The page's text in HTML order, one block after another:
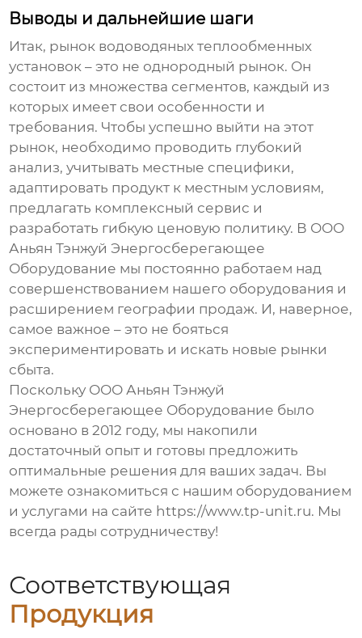
Выводы и дальнейшие шаги
Итак, рынок водоводяных теплообменных
установок – это не однородный рынок. Он
состоит из множества сегментов, каждый из
которых имеет свои особенности и
требования. Чтобы успешно выйти на этот
рынок, необходимо проводить глубокий
анализ, учитывать местные специфики,
адаптировать продукт к местным условиям,
предлагать комплексный сервис и
разработать гибкую ценовую политику. В ООО
Аньян Тэнжуй Энергосберегающее
Оборудование мы постоянно работаем над
совершенствованием нашего оборудования и
расширением географии продаж. И, наверное,
самое важное – это не бояться
экспериментировать и искать новые рынки
сбыта.
Поскольку ООО Аньян Тэнжуй
Энергосберегающее Оборудование было
основано в 2012 году, мы накопили
достаточный опыт и готовы предложить
оптимальные решения для ваших задач. Вы
можете ознакомиться с нашим оборудованием
и услугами на сайте https://www.tp-unit.ru. Мы
всегда рады сотрудничеству!
Соответствующая
Продукция